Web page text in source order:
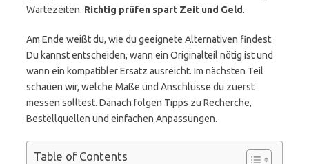
Wartezeiten. Richtig prüfen spart Zeit und Geld.
Am Ende weißt du, wie du geeignete Alternativen findest.
Du kannst entscheiden, wann ein Originalteil nötig ist und
wann ein kompatibler Ersatz ausreicht. Im nächsten Teil
schauen wir, welche Maße und Anschlüsse du zuerst
messen solltest. Danach folgen Tipps zu Recherche,
Bestellquellen und einfachen Anpassungen.
Table of Contents